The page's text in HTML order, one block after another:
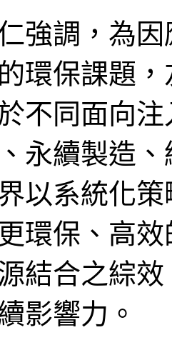
強調，為
環保課題，
不同面向
永續製造
以系統化
環保、高
結合之綜
影響力。